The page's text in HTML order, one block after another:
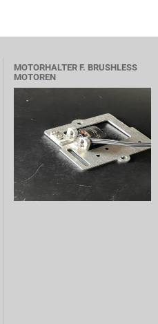
MOTORHALTER F. BRUSHLESS
MOTOREN